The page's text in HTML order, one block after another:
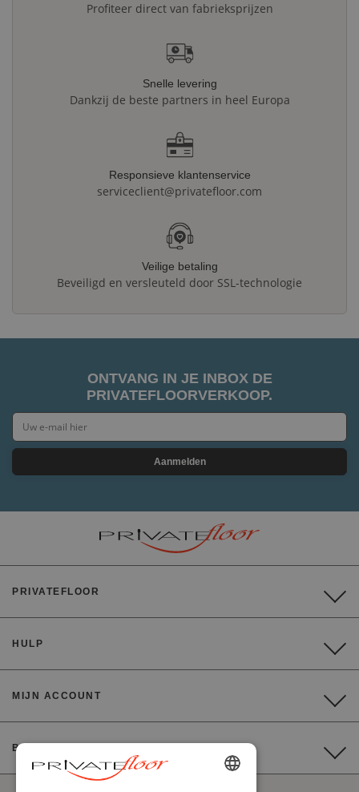
Profiteer direct van fabrieksprijzen
Snelle levering
Dankzij de beste partners in heel Europa
Responsieve klantenservice
serviceclient@privatefloor.com
Veilige betaling
Beveiligd en versleuteld door SSL-technologie
ONTVANG IN JE INBOX DE
PRIVATEFLOORVERKOOP.
Aanmelden
PRIVATEFLOOR
HULP
MIJN ACCOUNT
BETALING